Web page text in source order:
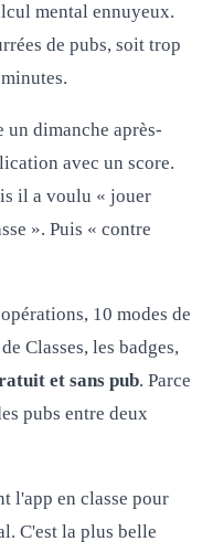
mental ennuyeux.
de pubs, soit trop
dimanche après-
avec un score.
il a voulu « jouer
». Puis « contre
10 modes de
Classes, les badges,
et sans pub. Parce
pubs entre deux
l'app en classe pour
C'est la plus belle